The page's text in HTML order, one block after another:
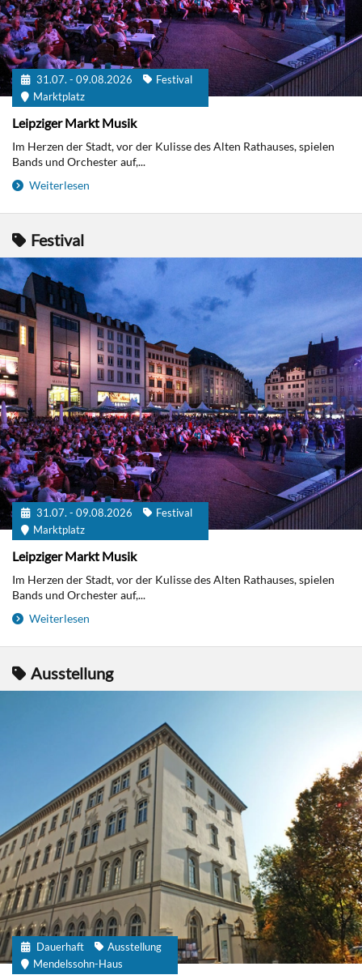
31.07. - 09.08.2026
Festival
Marktplatz
Leipziger Markt Musik
Im Herzen der Stadt, vor der Kulisse des Alten Rathauses, spielen
Bands und Orchester auf,...
Weiterlesen
Festival
31.07. - 09.08.2026
Festival
Marktplatz
Leipziger Markt Musik
Im Herzen der Stadt, vor der Kulisse des Alten Rathauses, spielen
Bands und Orchester auf,...
Weiterlesen
Ausstellung
Dauerhaft
Ausstellung
Mendelssohn-Haus